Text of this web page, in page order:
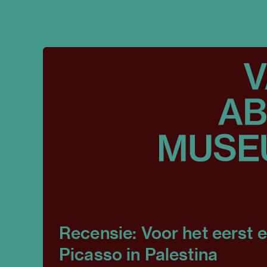
Recensie: Voor het eerst
Picasso in Palestina